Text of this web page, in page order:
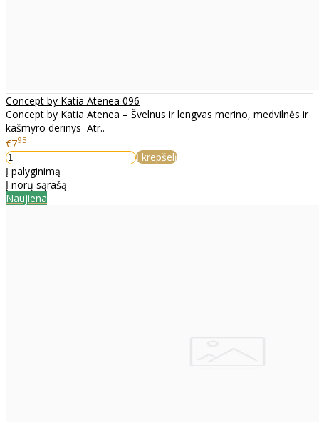
Concept by Katia Atenea 096
Concept by Katia Atenea – Švelnus ir lengvas merino, medvilnės ir
kašmyro derinys Atr..
€795
Į krepšelį
Į palyginimą
Į norų sąrašą
Naujiena